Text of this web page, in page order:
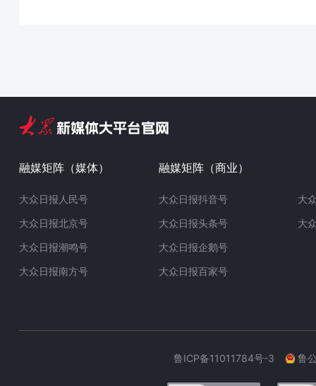
融媒矩阵（媒体）
大众日报人民号
大众日报北京号
大众日报潮鸣号
大众日报南方号
融媒矩阵（商业）
大众日报抖音号
大众日报头条号
大众日报企鹅号
大众日报百家号
大
大
鲁ICP备11011784号-3 鲁